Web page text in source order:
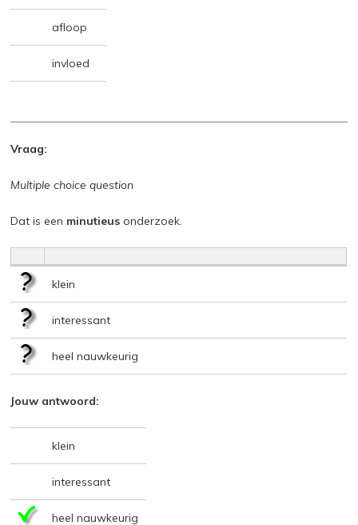
afloop
invloed
Vraag:
Multiple choice question
Dat is een minutieus onderzoek.
klein
interessant
heel nauwkeurig
Jouw antwoord:
klein
interessant
heel nauwkeurig